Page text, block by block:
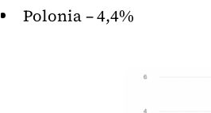
Polonia – 4,4%